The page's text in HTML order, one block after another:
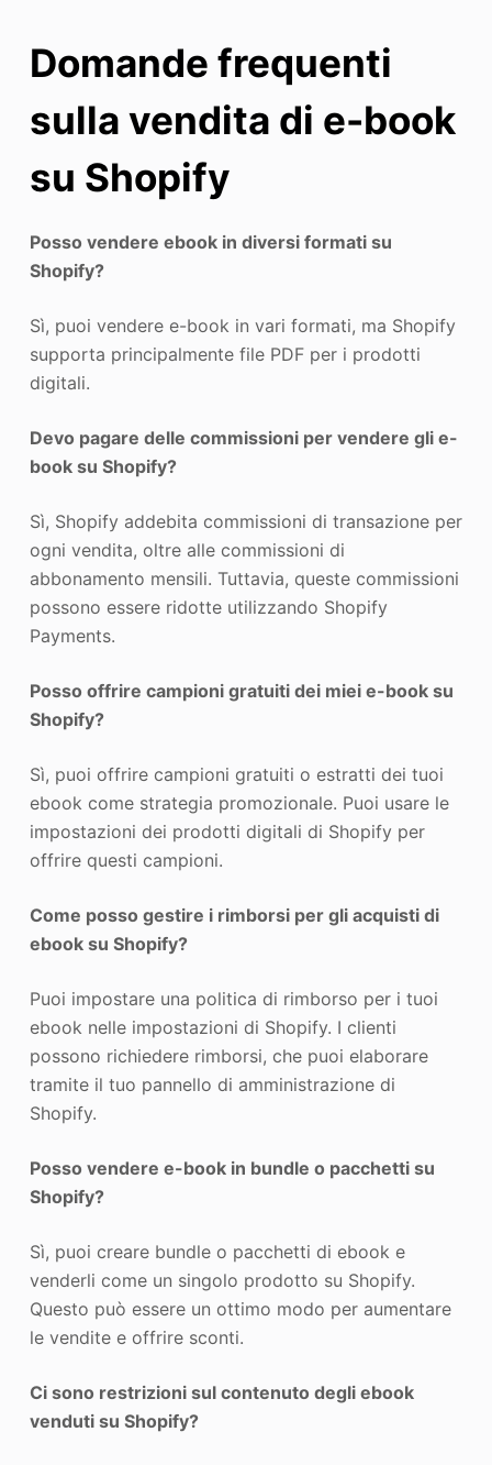
Domande frequenti
sulla vendita di e-book
su Shopify
Posso vendere ebook in diversi formati su
Shopify?
Sì, puoi vendere e-book in vari formati, ma Shopify
supporta principalmente file PDF per i prodotti
digitali.
Devo pagare delle commissioni per vendere gli e-
book su Shopify?
Sì, Shopify addebita commissioni di transazione per
ogni vendita, oltre alle commissioni di
abbonamento mensili. Tuttavia, queste commissioni
possono essere ridotte utilizzando Shopify
Payments.
Posso offrire campioni gratuiti dei miei e-book su
Shopify?
Sì, puoi offrire campioni gratuiti o estratti dei tuoi
ebook come strategia promozionale. Puoi usare le
impostazioni dei prodotti digitali di Shopify per
offrire questi campioni.
Come posso gestire i rimborsi per gli acquisti di
ebook su Shopify?
Puoi impostare una politica di rimborso per i tuoi
ebook nelle impostazioni di Shopify. I clienti
possono richiedere rimborsi, che puoi elaborare
tramite il tuo pannello di amministrazione di
Shopify.
Posso vendere e-book in bundle o pacchetti su
Shopify?
Sì, puoi creare bundle o pacchetti di ebook e
venderli come un singolo prodotto su Shopify.
Questo può essere un ottimo modo per aumentare
le vendite e offrire sconti.
Ci sono restrizioni sul contenuto degli ebook
venduti su Shopify?